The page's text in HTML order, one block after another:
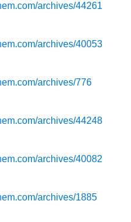
archives/44261
archives/40053
archives/776
archives/44248
archives/40082
archives/1885